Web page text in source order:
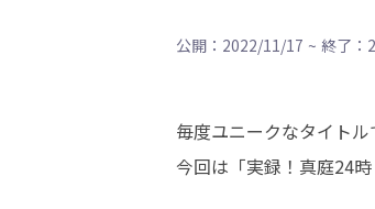
公開：2022/11/17 ~ 終了：
毎度ユニークなタイト
今回は「実録！真庭24